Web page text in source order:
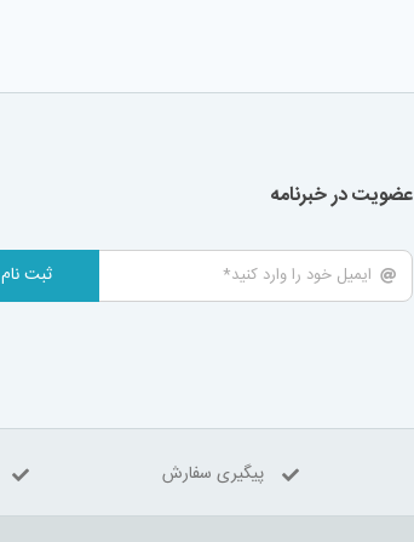
عضویت در خبرنامه
ثبت نام
پیگیری سفارش